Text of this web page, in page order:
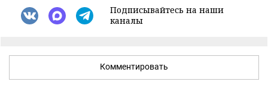
Подписывайтесь на наши
каналы
Комментировать